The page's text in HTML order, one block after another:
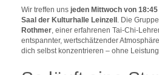
Wir treffen uns jeden Mittwoch von
Saal der Kulturhalle Leinzell . Die
Rothmer, einer erfahrenen Tai-Chi-
entspannter, wertschätzender
dich selbst konzentrieren – ohne